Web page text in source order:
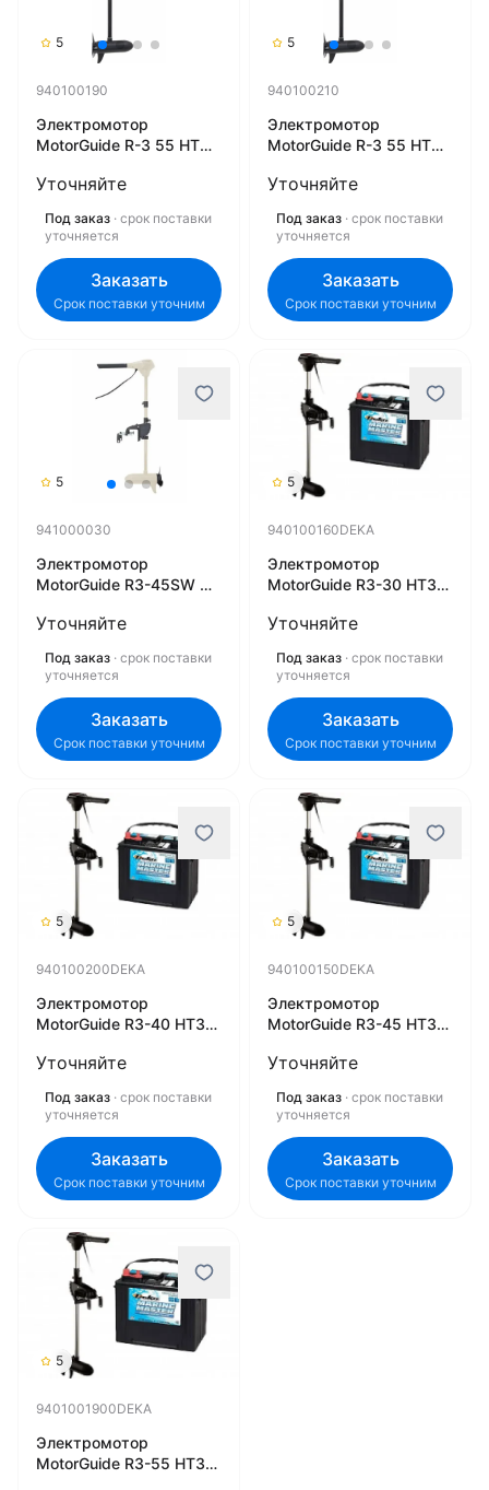
5
940100190
Электромотор
MotorGuide R-3 55 HT
для троллинга
Уточняйте
Под заказ · срок поставки
уточняется
Заказать
Срок поставки уточним
5
940100210
Электромотор
MotorGuide R-3 55 HT
для троллинга
Уточняйте
Под заказ · срок поставки
уточняется
Заказать
Срок поставки уточним
5
941000030
Электромотор
MotorGuide R3-45SW HT
для троллинга
Уточняйте
Под заказ · срок поставки
уточняется
Заказать
Срок поставки уточним
5
940100160DEKA
Электромотор
MotorGuide R3-30 HT30
(85 А/ч)
Уточняйте
Под заказ · срок поставки
уточняется
Заказать
Срок поставки уточним
5
940100200DEKA
Электромотор
MotorGuide R3-40 HT36
(85 А/ч)
Уточняйте
Под заказ · срок поставки
уточняется
Заказать
Срок поставки уточним
5
940100150DEKA
Электромотор
MotorGuide R3-45 HT36
(85 А/ч)
Уточняйте
Под заказ · срок поставки
уточняется
Заказать
Срок поставки уточним
5
9401001900DEKA
Электромотор
MotorGuide R3-55 HT36